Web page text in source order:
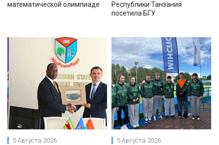
математической олимпиаде
Республики Танзания
посетила БГУ
5 Августа 2026 5 Августа 2026